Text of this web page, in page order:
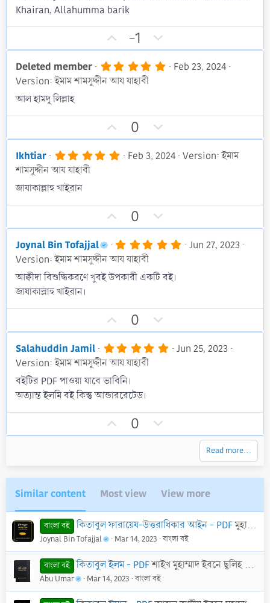
Khairan, Allahumma barik
U
p
v
o
-1
o
w
e
Deleted member 5
t
(
s
)
Feb 23, 2024
Version: ইমাম শামসুদ্দীন আয যাহাবী
আল হামদু লিল্লাহ
p
v
0
o
w
e
Ikhtiar 5
t
(
s
)
Feb 3, 2024 Version: ইমাম
শামসুদ্দীন আয যাহাবী
জাযাকাল্লাহু খাইরান
p
v
o
t
e
0
o
w
v
o
Joynal Bin Tofajjal 5
r
s
Jun 27, 2023
Version: ইমাম শামসুদ্দীন আয যাহাবী
আক্বীদা বিশুদ্ধিকরণে খুবই উপকারী একটি বই।
জাযাকাল্লাহু খাইরান।
p
v
o
t
e
0
o
w
Salahuddin Jamil 5
r
s
Jun 25, 2023
Version: ইমাম শামসুদ্দীন আয যাহাবী
বইটির PDF পাওয়া যাবে ভাবিনি।
অত্যান্ত ইলমি বই কিন্তু আন্ডাররেটেড।
p
t
e
0
o
v
o
t
e
Read more…
Similar content Most view View more
বাংলা বই কিতাবুল ফারায়েয-উত্তরাধিকার আইন - PDFমুহাম্মদ ইবন ইবরাহীম ইবন আব্দুল্লাহ আত-তুয়াইজিরী
Joynal Bin Tofajjal Mar 14, 2023 বাংলা বই
বাংলা বই কিতাবুল ইলম - PDFশাইখ মুহাম্মাদ ইবনে ছ্বলিহ আল উসাইমীন
Abu Umar Mar 14, 2023 বাংলা বই